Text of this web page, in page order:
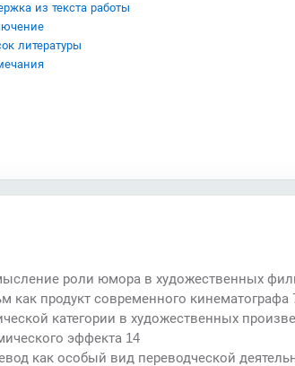
из текста работы
литературы
роли юмора в художественных
как продукт современного кинематографа
категории в художественных
эффекта 14
как особый вид переводческой